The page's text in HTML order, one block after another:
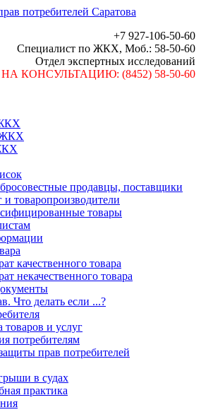
+7 927-106-50-60
Специалист по ЖКХ, Моб.: 58-50-60
Отдел экспертных исследований
КОНСУЛЬТАЦИЮ: (8452) 58-50-60
ЖКХ
продавцы, поставщики
и товаропроизводители
товары
качественного товара
некачественного товара
Что делать если ...?
товаров и услуг
потребителям
прав потребителей
в судах
практика